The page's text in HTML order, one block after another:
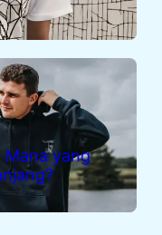
Mana yang